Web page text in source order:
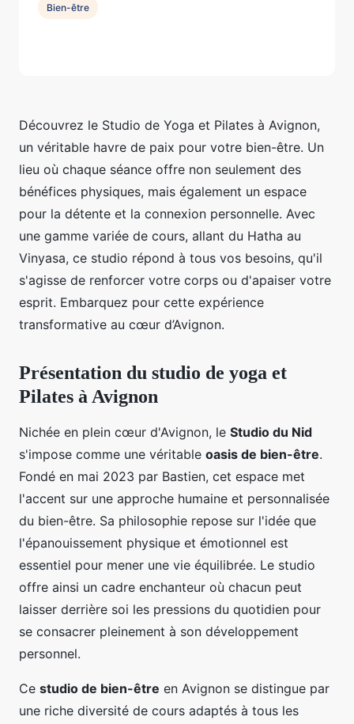
Découvrez le Studio de Yoga et Pilates à Avignon,
un véritable havre de paix pour votre bien-être. Un
lieu où chaque séance offre non seulement des
bénéfices physiques, mais également un espace
pour la détente et la connexion personnelle. Avec
une gamme variée de cours, allant du Hatha au
Vinyasa, ce studio répond à tous vos besoins, qu'il
s'agisse de renforcer votre corps ou d'apaiser votre
esprit. Embarquez pour cette expérience
transformative au cœur d’Avignon.
Présentation du studio de yoga et
Pilates à Avignon
Nichée en plein cœur d'Avignon, le Studio du Nid
s'impose comme une véritable oasis de bien-être.
Fondé en mai 2023 par Bastien, cet espace met
l'accent sur une approche humaine et personnalisée
du bien-être. Sa philosophie repose sur l'idée que
l'épanouissement physique et émotionnel est
essentiel pour mener une vie équilibrée. Le studio
offre ainsi un cadre enchanteur où chacun peut
laisser derrière soi les pressions du quotidien pour
se consacrer pleinement à son développement
personnel.
Ce studio de bien-être en Avignon se distingue par
une riche diversité de cours adaptés à tous les
Bien-être